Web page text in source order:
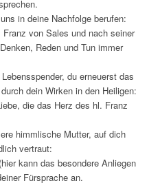
in deine Nachfolge berufen:
von Sales und nach seiner
Reden und Tun immer
du erneuerst das
dein Wirken in den Heiligen:
die das Herz des hl. Franz
himmlische Mutter, auf dich
vertraut:
kann das besondere Anliegen
Fürsprache an.